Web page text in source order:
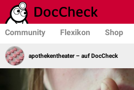
Community Flexikon Shop
apothekentheater – auf DocCheck